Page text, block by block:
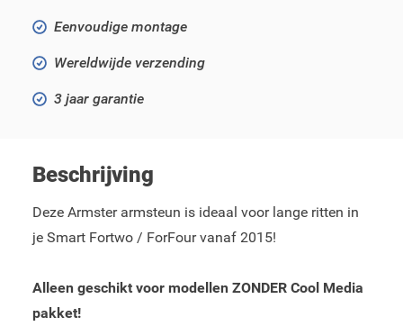
Eenvoudige montage
Wereldwijde verzending
3 jaar garantie
Beschrijving
Deze Armster armsteun is ideaal voor lange ritten in
je Smart Fortwo / ForFour vanaf 2015!
Alleen geschikt voor modellen ZONDER Cool Media
pakket!